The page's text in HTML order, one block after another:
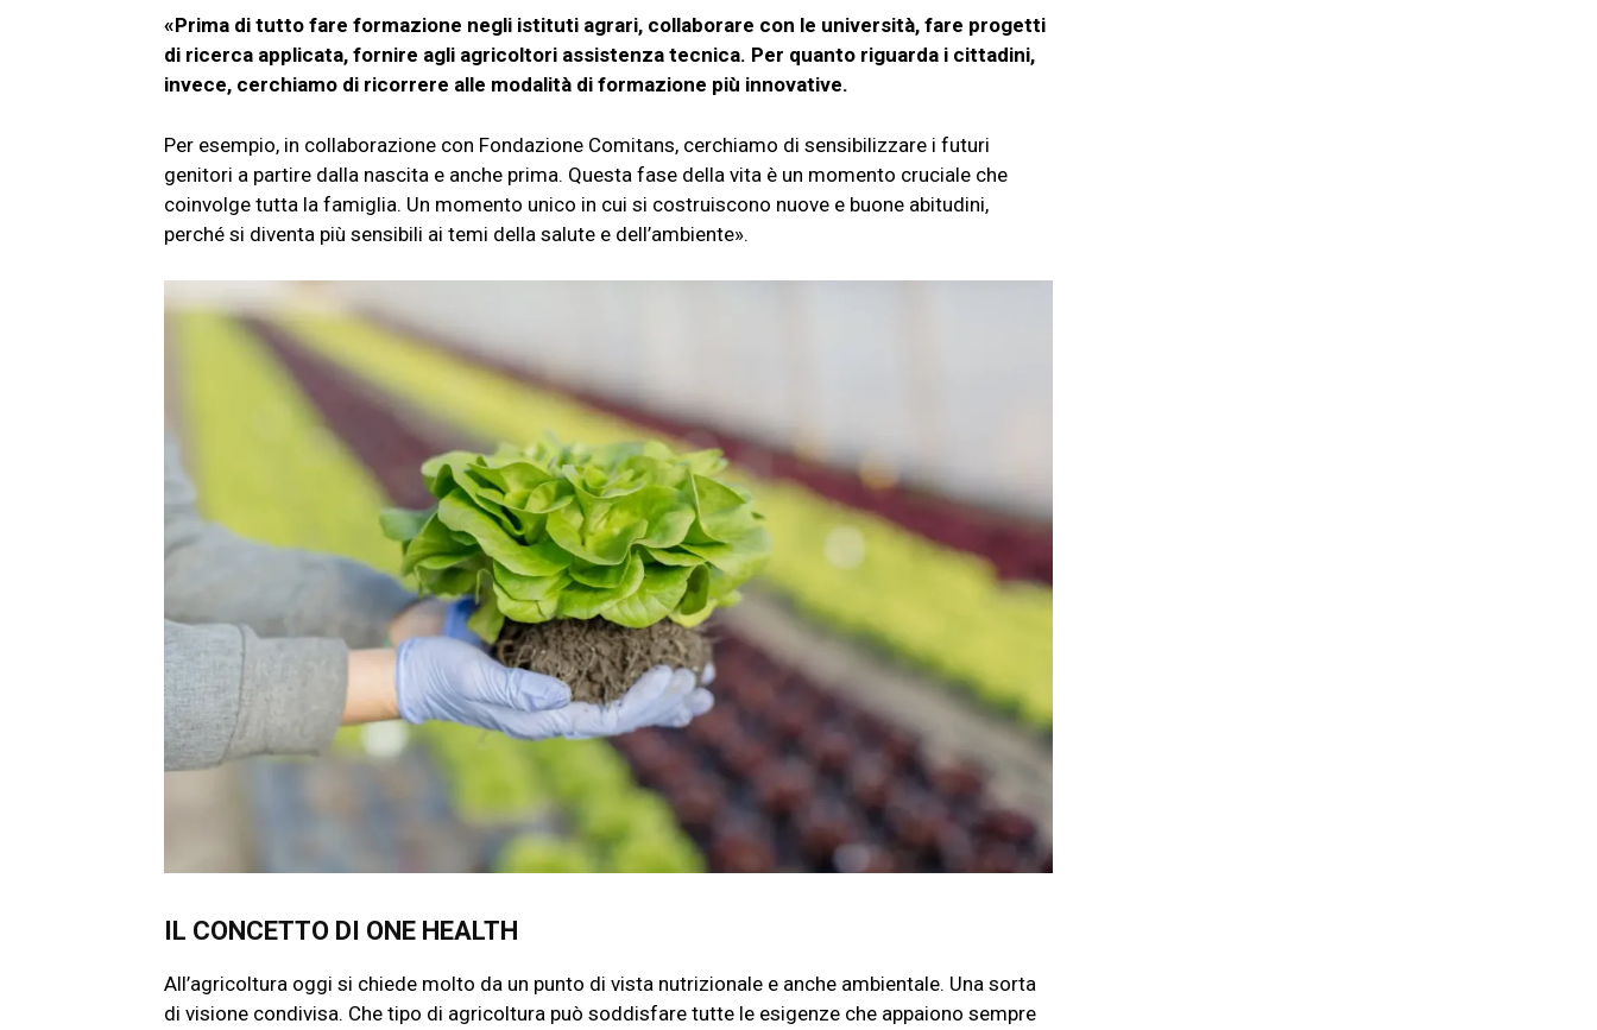
«Prima di tutto fare formazione negli istituti agrari, collaborare con le università, fare progetti
di ricerca applicata, fornire agli agricoltori assistenza tecnica. Per quanto riguarda i cittadini,
invece, cerchiamo di ricorrere alle modalità di formazione più innovative.
Per esempio, in collaborazione con Fondazione Comitans, cerchiamo di sensibilizzare i futuri
genitori a partire dalla nascita e anche prima. Questa fase della vita è un momento cruciale che
coinvolge tutta la famiglia. Un momento unico in cui si costruiscono nuove e buone abitudini,
perché si diventa più sensibili ai temi della salute e dell’ambiente».
IL CONCETTO DI ONE HEALTH
All’agricoltura oggi si chiede molto da un punto di vista nutrizionale e anche ambientale. Una sorta
di visione condivisa. Che tipo di agricoltura può soddisfare tutte le esigenze che appaiono sempre